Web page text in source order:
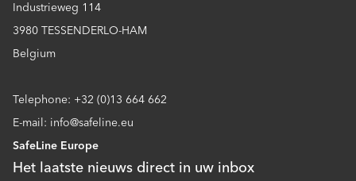
Industrieweg 114
3980 TESSENDERLO-HAM
Belgium
Telephone: +32 (0)13 664 662
E-mail: info@safeline.eu
SafeLine Europe
Het laatste nieuws direct in uw inbox